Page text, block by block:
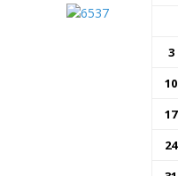
3
10
17
24